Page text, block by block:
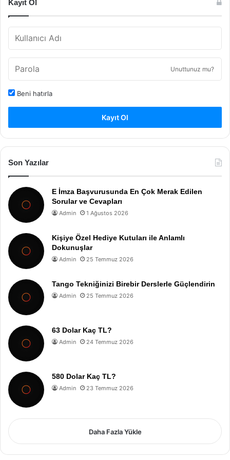
Kayıt Ol
Unuttunuz mu?
Beni hatırla
Kayıt Ol
Son Yazılar
E İmza Başvurusunda En Çok Merak Edilen
Sorular ve Cevapları
Admin 1 Ağustos 2026
Kişiye Özel Hediye Kutuları ile Anlamlı
Dokunuşlar
Admin 25 Temmuz 2026
Tango Tekniğinizi Birebir Derslerle Güçlendirin
Admin 25 Temmuz 2026
63 Dolar Kaç TL?
Admin 24 Temmuz 2026
580 Dolar Kaç TL?
Admin 23 Temmuz 2026
Daha Fazla Yükle